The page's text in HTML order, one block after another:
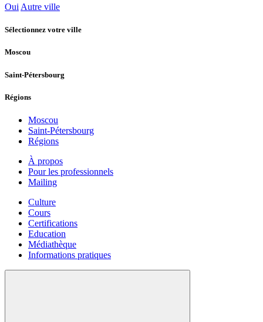
Oui Autre ville
Sélectionnez votre ville
Moscou
Saint-Pétersbourg
Régions
Moscou
Saint-Pétersbourg
Régions
À propos
Pour les professionnels
Mailing
Culture
Cours
Certifications
Education
Médiathèque
Informations pratiques